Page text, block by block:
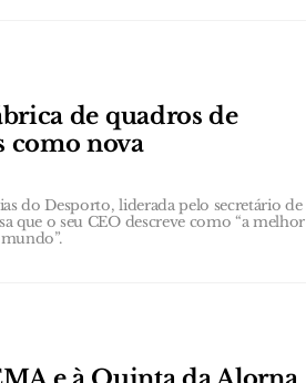
de quadros de
como nova
do Desporto, liderada pelo secretário de
que o seu CEO descreve como “a melhor